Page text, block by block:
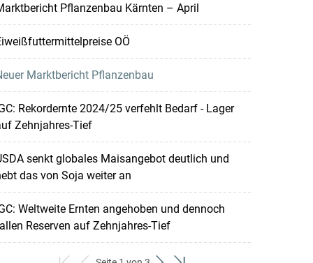
Pflanzenbau Kärnten – April
OÖ
Marktbericht Pflanzenbau
Rekordernte 2024/25 verfehlt Bedarf - Lager
Zehnjahres-Tief
senkt globales Maisangebot deutlich und
das von Soja weiter an
Weltweite Ernten angehoben und dennoch
Reserven auf Zehnjahres-Tief